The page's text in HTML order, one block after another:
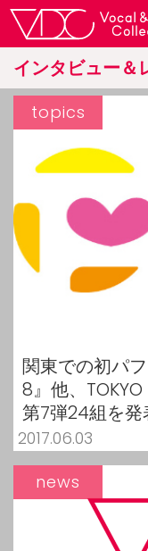
インタビュー＆
関東での初パ
8』他、TOKYO
第7弾24組を発
2017.06.03
topics
news